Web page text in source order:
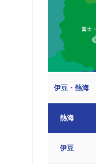
伊豆・熱海
熱海
伊豆